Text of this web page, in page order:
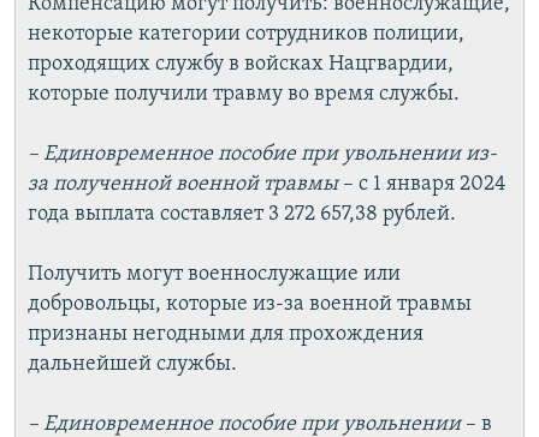
некоторые категории сотрудников полиции,
проходящих службу в войсках Нацгвардии,
которые получили травму во время службы.
– Единовременное пособие при увольнении из-
за полученной военной травмы– с 1 января 2024
года выплата составляет 3 272 657,38 рублей.
Получить могут военнослужащие или
добровольцы, которые из-за военной травмы
признаны негодными для прохождения
дальнейшей службы.
– Единовременное пособие при увольнении– в